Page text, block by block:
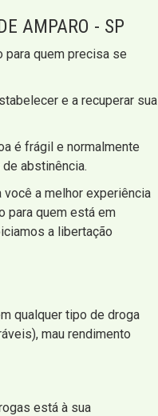
AMPARO - SP
para quem precisa se
e a recuperar sua
é frágil e normalmente
abstinência.
a melhor experiência
para quem está em
a libertação
qualquer tipo de droga
mau rendimento
está à sua